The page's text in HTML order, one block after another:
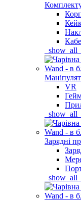
VR
Зарядні